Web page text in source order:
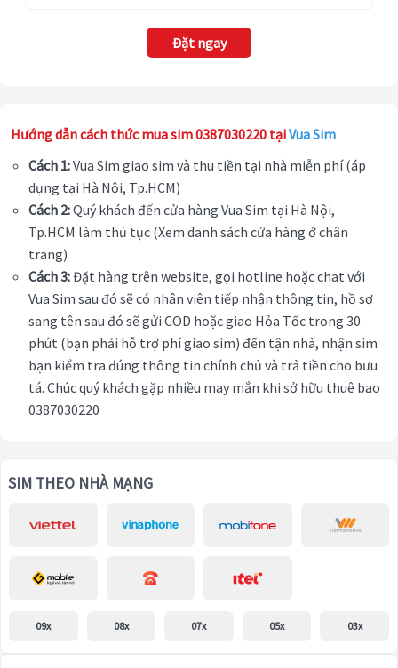
Đặt ngay
Hướng dẫn cách thức mua sim 0387030220 tạiVua Sim
Cách 1:Vua Sim giao sim và thu tiền tại nhà miễn phí (áp
dụng tại Hà Nội, Tp.HCM)
Cách 2:Quý khách đến cửa hàng Vua Sim tại Hà Nội,
Tp.HCM làm thủ tục (Xem danh sách cửa hàng ở chân
trang)
Cách 3:Đặt hàng trên website, gọi hotline hoặc chat với
Vua Sim sau đó sẽ có nhân viên tiếp nhận thông tin, hồ sơ
sang tên sau đó sẽ gửi COD hoặc giao Hỏa Tốc trong 30
phút (bạn phải hỗ trợ phí giao sim) đến tận nhà, nhận sim
bạn kiểm tra đúng thông tin chính chủ và trả tiền cho bưu
tá. Chúc quý khách gặp nhiều may mắn khi sở hữu thuê bao
0387030220
SIM THEO NHÀ MẠNG
09x 08x 07x 05x 03x